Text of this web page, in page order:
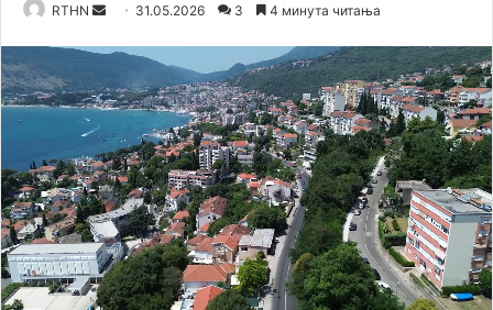
RTHN
d
a
e
m
a
i
l
31.05.2026 3 4 минута читања